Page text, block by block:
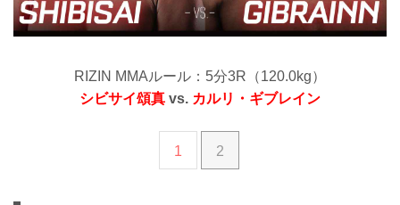
RIZIN MMAルール：5分3R（120.0kg）
シビサイ頌真 vs. カルリ・ギブレイン
1 2